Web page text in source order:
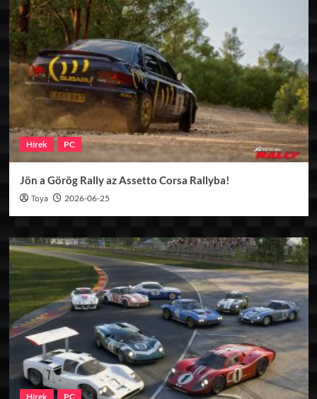
Hírek PC
Jön a Görög Rally az Assetto Corsa Rallyba!
Toya 2026-06-25
Hírek PC